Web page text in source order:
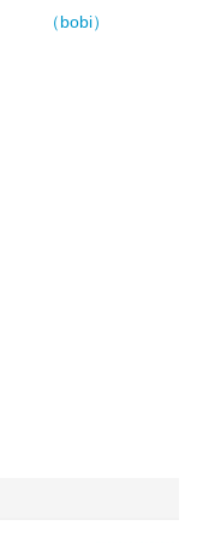
（bobi）